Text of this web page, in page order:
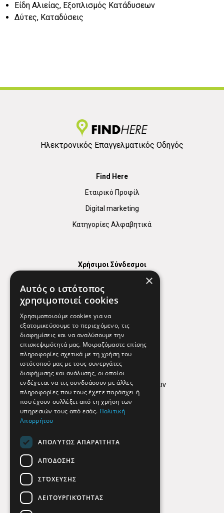
Είδη Αλιείας, Εξοπλισμός Κατάδυσεων
Δύτες, Καταδύσεις
Ηλεκτρονικός Επαγγελματικός Οδηγός
Find Here
Εταιρικό Προφίλ
Digital marketing
Κατηγορίες Αλφαβητικά
Χρήσιμοι Σύνδεσμοι
Χρήσιμα Τηλέφωνα
Εφημερεύοντα Φαρμακεία
Απόρρητο
Όροι Χρήσης
Πολιτική προστασίας δεδομένων
Findhere
Social Media
×
Αυτός ο ιστότοπος
χρησιμοποιεί cookies
Χρησιμοποιούμε cookies για να
εξατομικεύσουμε το περιεχόμενο, τις
διαφημίσεις και να αναλύσουμε την
επισκεψιμότητά μας. Μοιραζόμαστε επίσης
πληροφορίες σχετικά με τη χρήση του
ιστότοπού μας με τους συνεργάτες
διαφήμισης και ανάλυσης, οι οποίοι
ενδέχεται να τις συνδυάσουν με άλλες
πληροφορίες που τους έχετε παράσχει ή
που έχουν συλλέξει από τη χρήση των
υπηρεσιών τους από εσάς. Πολιτική
Απορρήτου
ΑΠΟΛΎΤΩΣ ΑΠΑΡΑΊΤΗΤΑ
ΑΠΌΔΟΣΗΣ
ΣΤΌΧΕΥΣΗΣ
ΛΕΙΤΟΥΡΓΙΚΌΤΗΤΑΣ